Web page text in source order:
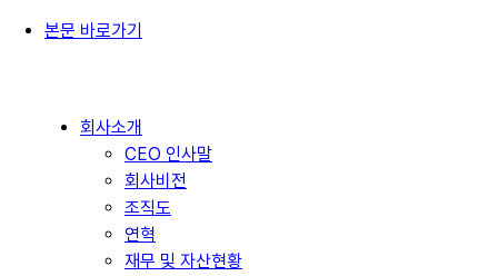
본문 바로가기
회사소개
CEO 인사말
회사비전
조직도
연혁
재무 및 자산현황